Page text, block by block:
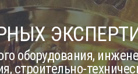
оборудования,
строительно-